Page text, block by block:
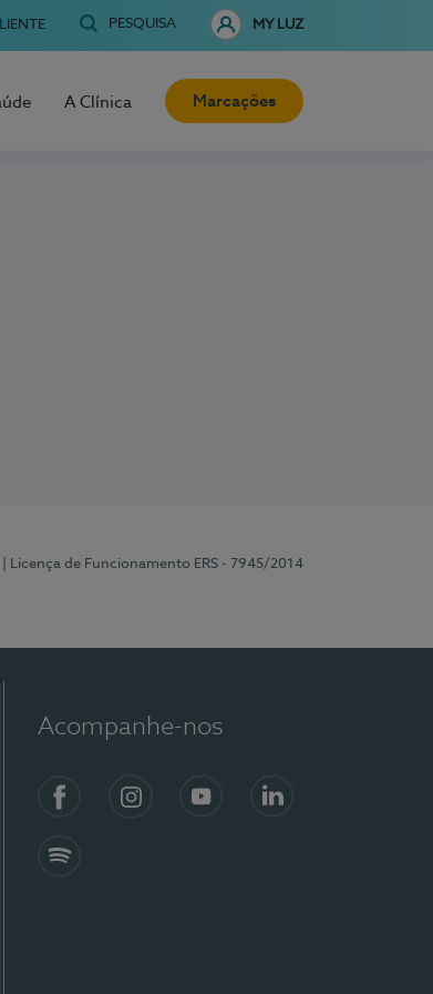
PESQUISA MY LUZ
A Clínica Marcações
| Licença de Funcionamento ERS - 7945/2014
Acompanhe-nos